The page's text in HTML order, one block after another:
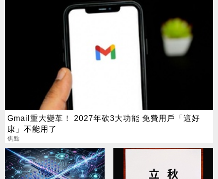
Gmail重大變革！ 2027年砍3大功能 免費用戶「這好
康」不能用了
焦點